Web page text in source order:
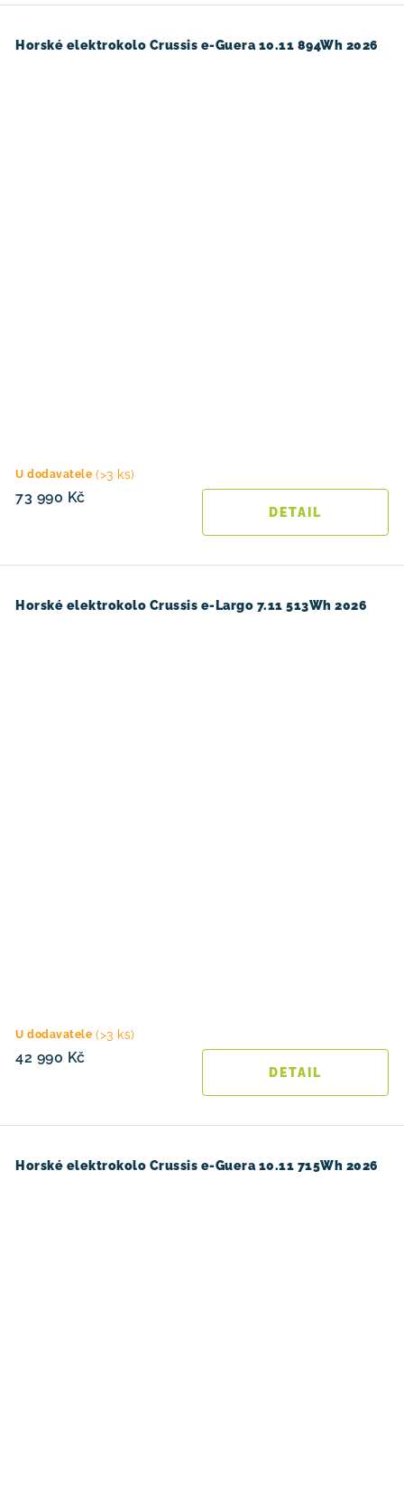
Horské elektrokolo Crussis e-Guera 10.11 894Wh 2026
U dodavatele (>3 ks)
73 990 Kč
Horské elektrokolo Crussis e-Largo 7.11 513Wh 2026
U dodavatele (>3 ks)
42 990 Kč
Horské elektrokolo Crussis e-Guera 10.11 715Wh 2026